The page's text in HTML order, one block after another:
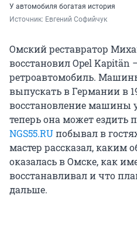
У автомобиля богатая история
Источник: Евгений Софийчук
Омский реставратор
восстановил Opel
ретроавтомобиль.
выпускать в Германии в
восстановление машины
теперь она может ездить
NGS55.RUпобывал в
мастер рассказал, каким
оказалась в Омске, как
восстанавливал и что
дальше.